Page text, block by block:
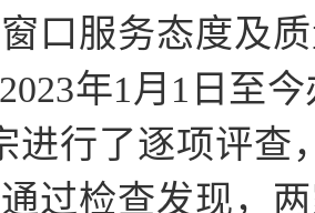
口服务态度及
2023年1月1日至
进行了逐项评查
通过检查发现，